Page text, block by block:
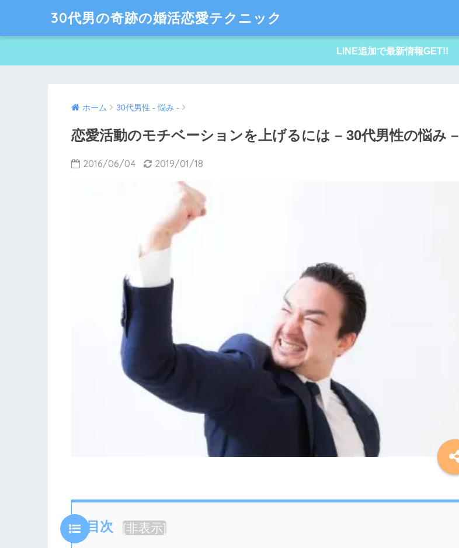
30代男の奇跡の婚活恋愛テクニック
LINE追加で最新情報GET!!
ホーム 30代男性 - 悩み -
恋愛活動のモチベーションを上げるには – 30代男性の悩み –
2016/06/04 2019/01/18
目次 [非表示]